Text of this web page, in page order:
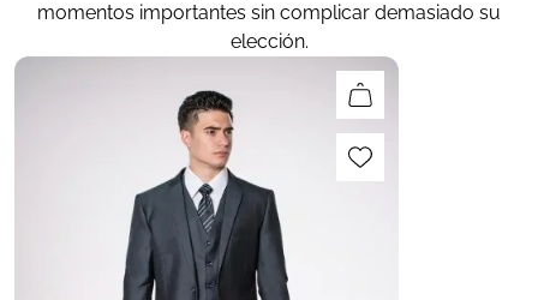
momentos importantes sin complicar demasiado su
elección.